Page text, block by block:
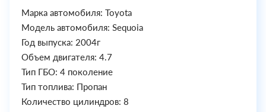
Марка автомобиля: Toyota
Модель автомобиля: Sequoia
Год выпуска: 2004г
Объем двигателя: 4.7
Тип ГБО: 4 поколение
Тип топлива: Пропан
Количество цилиндров: 8